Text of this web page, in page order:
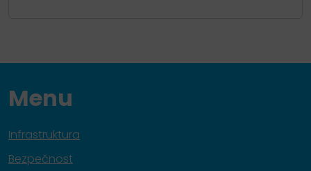
Menu
Infrastruktura
Bezpečnost